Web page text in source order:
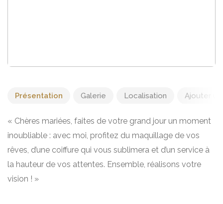
Présentation Galerie Localisation Ajouter un
« Chères mariées, faites de votre grand jour un moment
inoubliable : avec moi, profitez du maquillage de vos
rêves, d’une coiffure qui vous sublimera et d’un service à
la hauteur de vos attentes. Ensemble, réalisons votre
vision ! »